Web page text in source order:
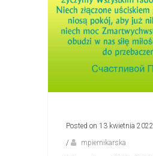
Posted on 13 kwietnia 2022
/
mpiernikarska